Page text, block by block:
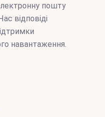
пошту
відповіді
навантаження.